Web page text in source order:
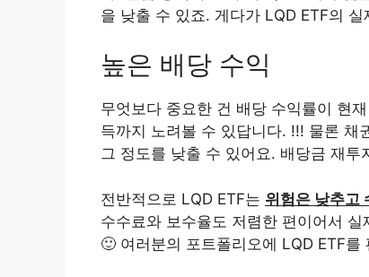
을 낮출 수 있죠. 게다가 LQD ETF의
높은 배당 수익
무엇보다 중요한 건 배당 수익률이 현
득까지 노려볼 수 있답니다. !!! 물론 채
그 정도를 낮출 수 있어요. 배당금 재
전반적으로 LQD ETF는 위험은 낮추고
수수료와 보수율도 저렴한 편이어서
🙂 여러분의 포트폴리오에 LQD ETF를